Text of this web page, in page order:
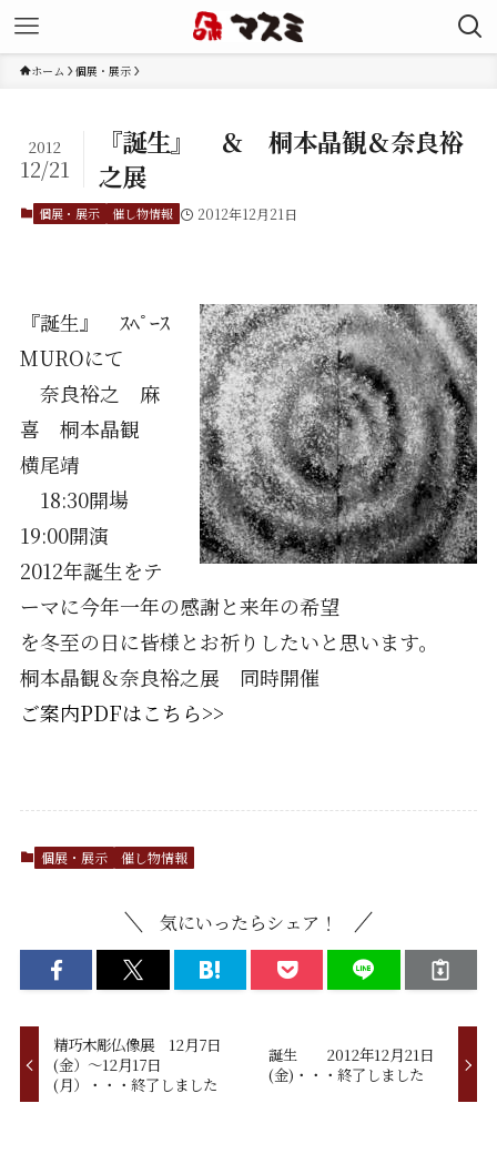
ホーム 個展・展示
『誕生』 ＆ 桐本晶観＆奈良裕
之展
2012
12/21
個展・展示 催し物情報 2012年12月21日
『誕生』 ｽﾍﾟｰｽ
MUROにて
奈良裕之 麻
喜 桐本晶観
横尾靖
18:30開場
19:00開演
2012年誕生をテ
ーマに今年一年の感謝と来年の希望
を冬至の日に皆様とお祈りしたいと思います。
桐本晶観＆奈良裕之展 同時開催
ご案内PDFはこちら>>
個展・展示 催し物情報
気にいったらシェア！
精巧木彫仏像展 12月7日
(金）～12月17日
(月）・・・終了しました
誕生 2012年12月21日
(金)・・・終了しました